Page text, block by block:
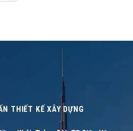
THIẾT KẾ XÂY DỰNG